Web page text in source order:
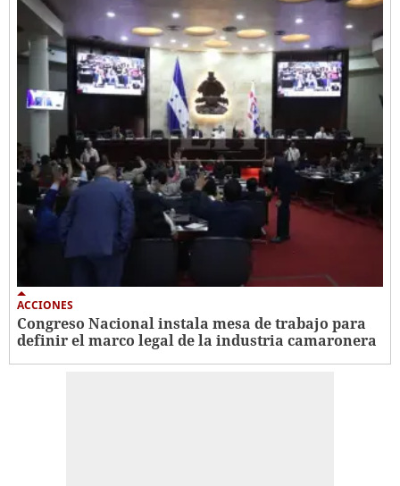
ACCIONES
Congreso Nacional instala mesa de trabajo para
definir el marco legal de la industria camaronera